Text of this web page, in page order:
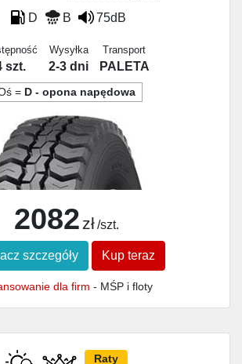
D B 75dB
szt.
Wysyłka
2-3 dni
Transport
PALETA
= D - opona napędowa
2082 zł/szt.
szczegóły Kup teraz
dla firm - MŚP i floty
Raty